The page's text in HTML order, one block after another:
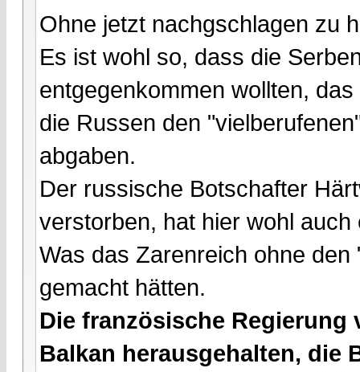
Ohne jetzt nachgschlagen zu
Es ist wohl so, dass die
entgegenkommen wollten,
die Russen den
abgaben.
Der russische Botschafter
verstorben, hat hier wohl
Was das Zarenreich ohne
gemacht hätten.
Die französische
Balkan herausgehalten, die